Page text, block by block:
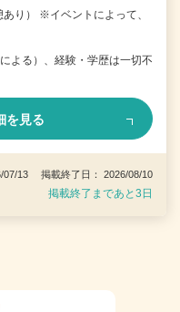
り） ※イベントによって、
よる）、経験・学歴は一切不
を見る
07/13 掲載終了日： 2026/08/10
掲載終了まであと3日